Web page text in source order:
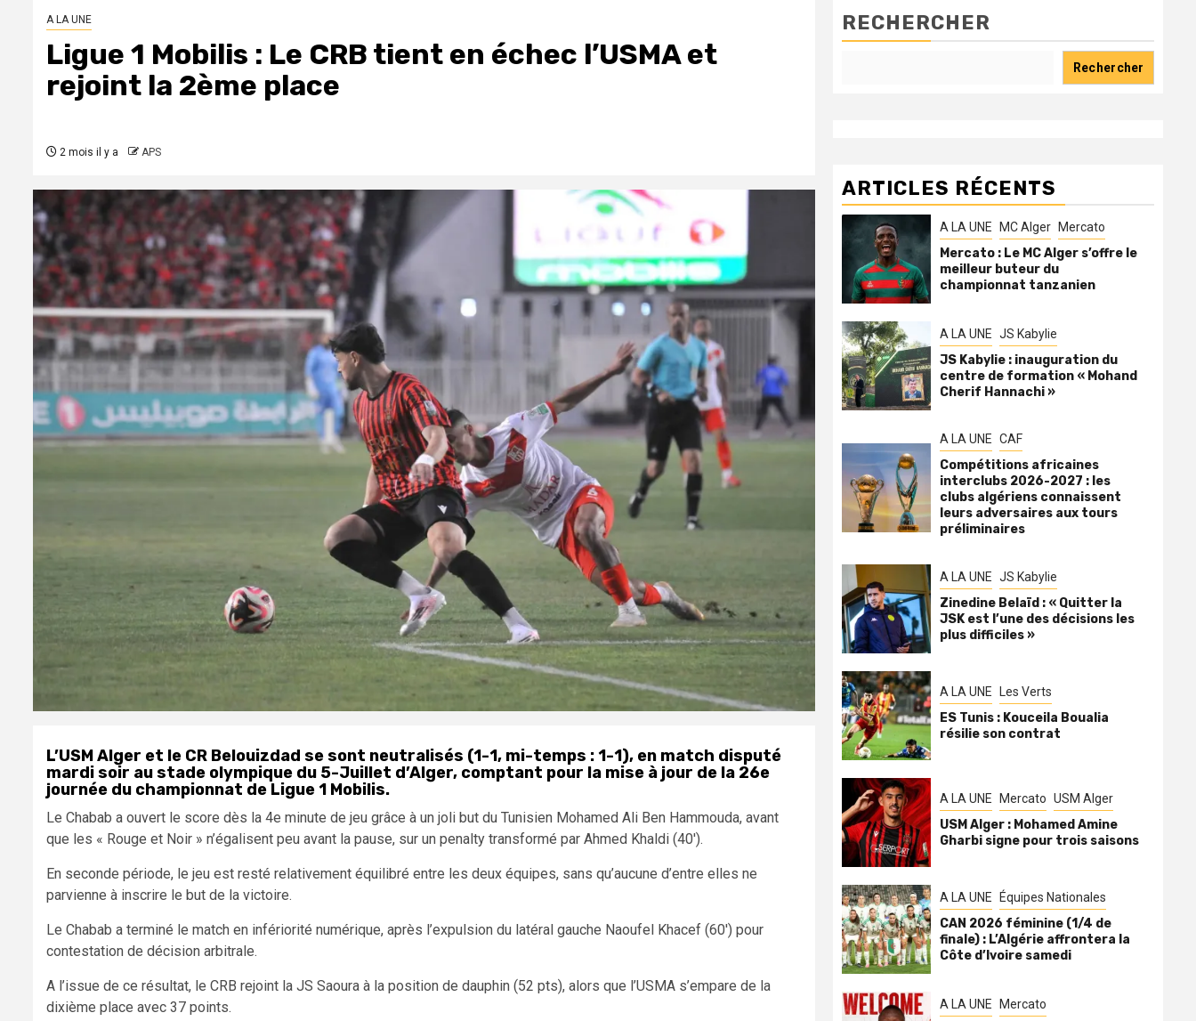
A LA UNE
Ligue 1 Mobilis : Le CRB tient en échec l’USMA et
rejoint la 2ème place
2 mois il y a APS
L’USM Alger et le CR Belouizdad se sont neutralisés (1-1, mi-temps : 1-1), en match disputé
mardi soir au stade olympique du 5-Juillet d’Alger, comptant pour la mise à jour de la 26e
journée du championnat de Ligue 1 Mobilis.
Le Chabab a ouvert le score dès la 4e minute de jeu grâce à un joli but du Tunisien Mohamed Ali Ben Hammouda, avant
que les « Rouge et Noir » n’égalisent peu avant la pause, sur un penalty transformé par Ahmed Khaldi (40′).
En seconde période, le jeu est resté relativement équilibré entre les deux équipes, sans qu’aucune d’entre elles ne
parvienne à inscrire le but de la victoire.
Le Chabab a terminé le match en infériorité numérique, après l’expulsion du latéral gauche Naoufel Khacef (60′) pour
contestation de décision arbitrale.
A l’issue de ce résultat, le CRB rejoint la JS Saoura à la position de dauphin (52 pts), alors que l’USMA s’empare de la
dixième place avec 37 points.
RECHERCHER
Rechercher
ARTICLES RÉCENTS
A LA UNE MC Alger Mercato
Mercato : Le MC Alger s’offre le
meilleur buteur du
championnat tanzanien
A LA UNE JS Kabylie
JS Kabylie : inauguration du
centre de formation « Mohand
Cherif Hannachi »
A LA UNE CAF
Compétitions africaines
interclubs 2026-2027 : les
clubs algériens connaissent
leurs adversaires aux tours
préliminaires
A LA UNE JS Kabylie
Zinedine Belaïd : « Quitter la
JSK est l’une des décisions les
plus difficiles »
A LA UNE Les Verts
ES Tunis : Kouceila Boualia
résilie son contrat
A LA UNE Mercato USM Alger
USM Alger : Mohamed Amine
Gharbi signe pour trois saisons
A LA UNE Équipes Nationales
CAN 2026 féminine (1/4 de
finale) : L’Algérie affrontera la
Côte d’Ivoire samedi
A LA UNE Mercato